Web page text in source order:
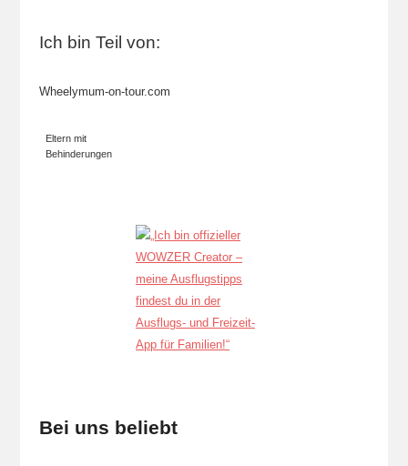
Ich bin Teil von:
Wheelymum-on-tour.com
Eltern mit
Behinderungen
Bei uns beliebt